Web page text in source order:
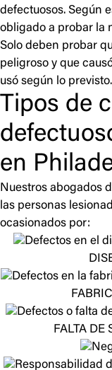
defectuosos. Según
obligado a probar la
Solo deben probar
peligroso y que
usó según lo previsto.
Tipos de
en
Nuestros abogados
las personas
ocasionados por:
FALTA DE